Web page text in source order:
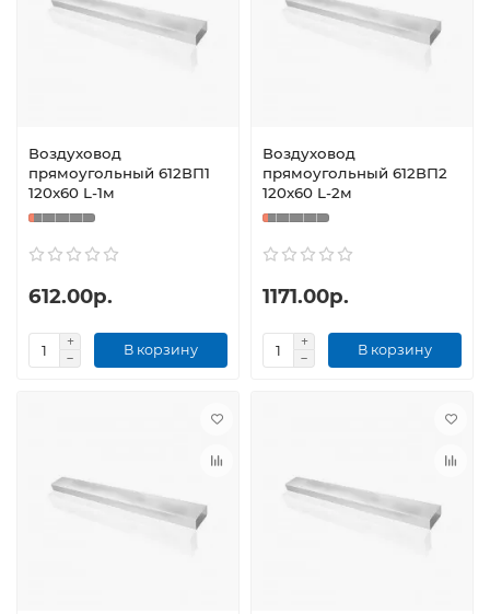
Воздуховод
прямоугольный 612ВП1
120x60 L-1м
612.00р.
В корзину
Воздуховод
прямоугольный 612ВП2
120x60 L-2м
1171.00р.
В корзину